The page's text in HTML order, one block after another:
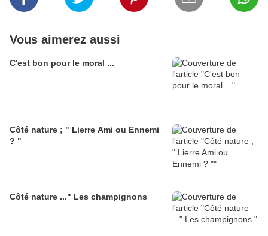
Vous aimerez aussi
C'est bon pour le moral ...
Côté nature ; " Lierre Ami ou Ennemi
? "
Côté nature ..." Les champignons